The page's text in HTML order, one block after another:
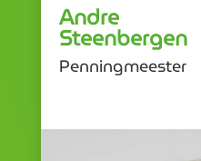
Andre
Steenbergen
Penningmeester